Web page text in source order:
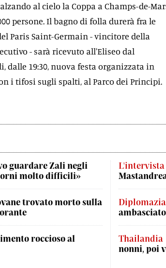
al cielo la Coppa a Champs-de-
persone. Il bagno di folla durerà fra le
Paris Saint-Germain - vincitore della
- sarà ricevuto all'Eliseo dal
dalle 19:30, nuova festa organizzata in
i tifosi sugli spalti, al Parco dei Principi.
guardare Zali negli
molto difficili»
trovato morto sulla
roccioso al
L'intervista
Diplomazia
Thailandia
nonni, poi